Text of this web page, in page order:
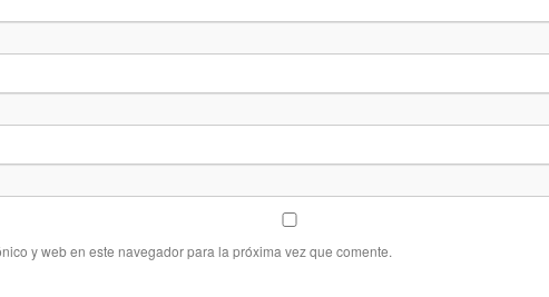
y web en este navegador para la próxima vez que comente.